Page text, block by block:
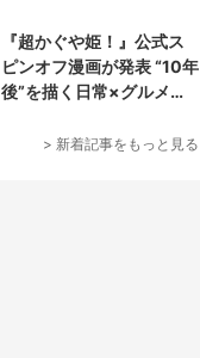
『超かぐや姫！』公式ス
ピンオフ漫画が発表 “10年
後”を描く日常×グルメ作
> 新着記事をもっと見る